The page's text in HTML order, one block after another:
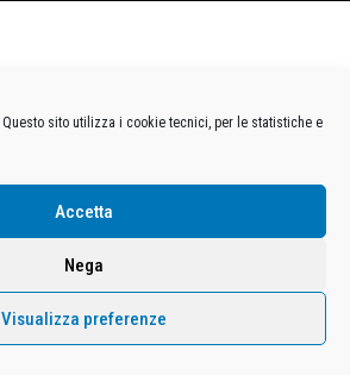
Questo sito utilizza i cookie tecnici, per le statistiche e
Accetta
Nega
Visualizza preferenze